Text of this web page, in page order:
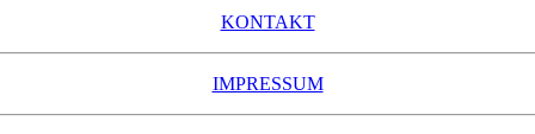
KONTAKT
IMPRESSUM